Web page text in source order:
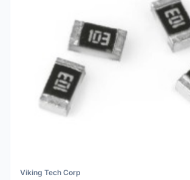
Viking Tech Corp